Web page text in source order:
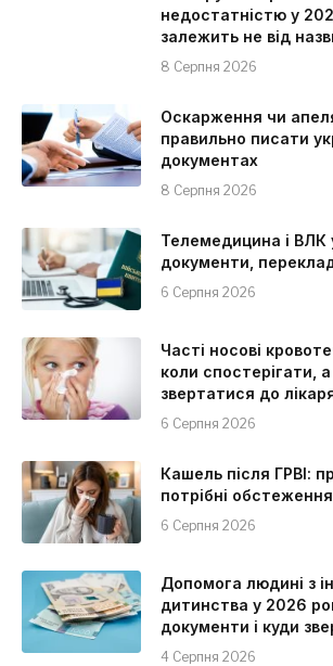
недостатністю у
залежить не від
8 Серпня 2026
Оскарження чи
правильно писати
документах
8 Серпня 2026
Телемедицина і ВЛК
документи,
6 Серпня 2026
Часті носові
коли спостерігати,
звертатися до
6 Серпня 2026
Кашель після ГРВІ:
потрібні обстеження
6 Серпня 2026
Допомога людині з
дитинства у 2026
документи і куди
4 Серпня 2026